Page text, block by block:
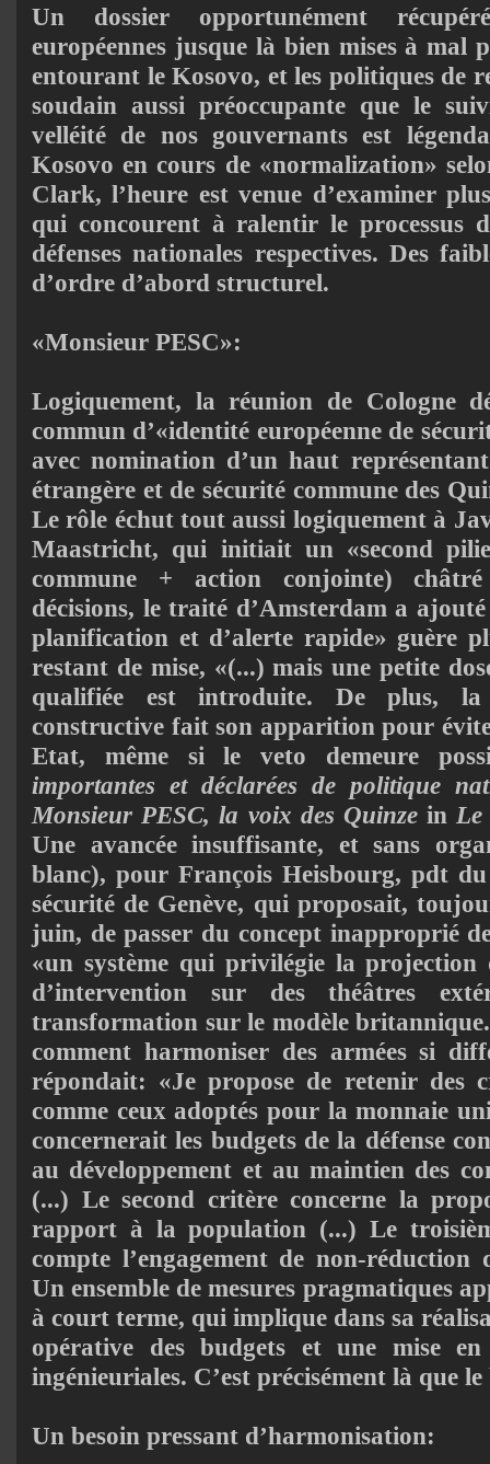
Un dossier opportunément
européennes jusque là bien mises à mal
entourant le Kosovo, et les politiques de
soudain aussi préoccupante que le
velléité de nos gouvernants est
Kosovo en cours de «normalization»
Clark, l’heure est venue d’examiner
qui concourent à ralentir le processus
défenses nationales respectives. Des
d’ordre d’abord structurel.
«Monsieur PESC»:
Logiquement, la réunion de Cologne
commun d’«identité européenne de
avec nomination d’un haut
étrangère et de sécurité commune des
Le rôle échut tout aussi logiquement à
Maastricht, qui initiait un «second
commune + action conjointe)
décisions, le traité d’Amsterdam a
planification et d’alerte rapide» guère
restant de mise, «(...) mais une petite
qualifiée est introduite. De plus,
constructive fait son apparition pour
Etat, même si le veto demeure
importantes et déclarées de politique
Monsieur PESC, la voix des Quinzein
Une avancée insuffisante, et sans
blanc), pour François Heisbourg, pdt
sécurité de Genève, qui proposait,
juin, de passer du concept inapproprié
«un système qui privilégie la projection
d’intervention sur des théâtres
transformation sur le modèle
comment harmoniser des armées si
répondait: «Je propose de retenir des
comme ceux adoptés pour la monnaie
concernerait les budgets de la défense
au développement et au maintien des
(...) Le second critère concerne la
rapport à la population (...) Le
compte l’engagement de non-réduction
Un ensemble de mesures pragmatiques
à court terme, qui implique dans sa
opérative des budgets et une mise en
ingénieuriales. C’est précisément là que le
Un besoin pressant d’harmonisation: